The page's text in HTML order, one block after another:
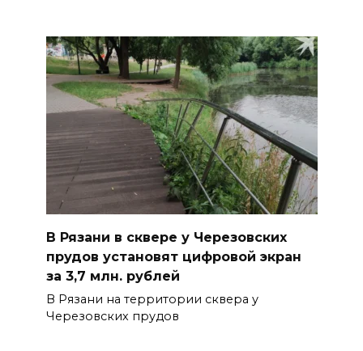
В Рязани в сквере у Черезовских
прудов установят цифровой экран
за 3,7 млн. рублей
В Рязани на территории сквера у
Черезовских прудов